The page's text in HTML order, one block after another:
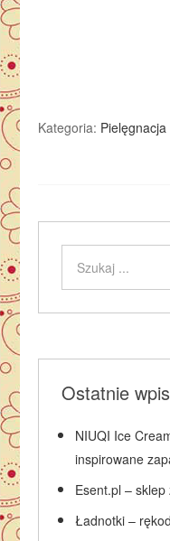
Kategoria: Pielęgnacja
Ostatnie
NIUQI Ice
inspirowane
Esent.pl –
Ładnotki –